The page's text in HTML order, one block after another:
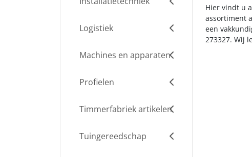
Logistiek
Machines en apparaten
Profielen
Timmerfabriek artikelen
Tuingereedschap
Hier vindt u
assortiment
een
273327. Wij